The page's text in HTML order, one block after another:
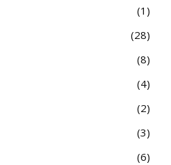
1
28
8
4
2
3
6